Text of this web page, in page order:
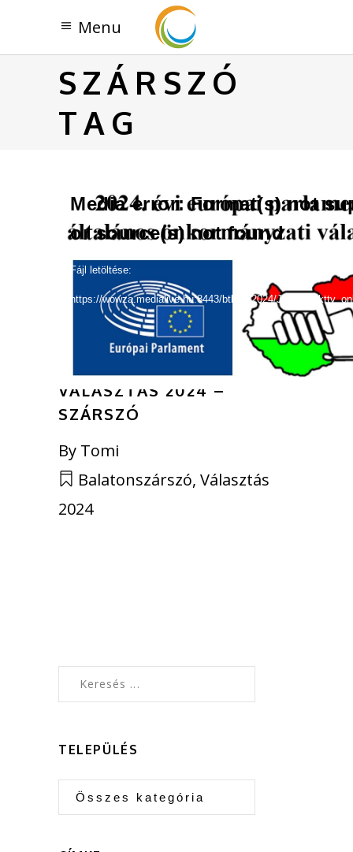
SZÁRSZÓ
TAG
Videólejátszó
Media error: Format(s) not
or source(s) not found
Fájl letöltése:
https://wowza.medialive.hu:8443/btkttv/2024/Junius/
VÁLASZTÁS 2024 –
SZÁRSZÓ
By Tomi
Balatonszárszó, Választás
2024
TELEPÜLÉS